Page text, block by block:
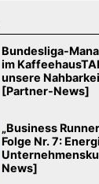
Bundesliga-
im
unsere
[Partner-News]
„Business
Folge Nr. 7:
News]